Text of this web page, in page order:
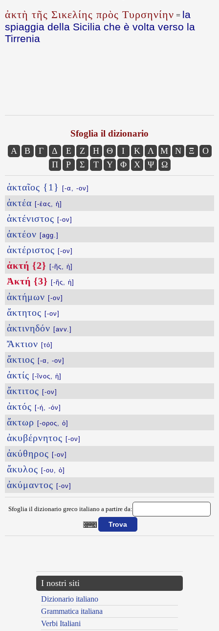
ἀκτὴ τῆς Σικελίης πρὸς Τυρσηνίην = la
spiaggia della Sicilia che è volta verso la
Tirrenia
Sfoglia il dizionario
Α Β Γ Δ Ε Ζ Η Θ Ι Κ Λ Μ Ν Ξ
Ο
Π
Ρ Σ Τ Υ Φ Χ Ψ Ω
ἀκταῖος {1} [-α, -ον]
ἀκτέα [-έας, ἡ]
ἀκτένιστος [-ον]
ἀκτέον [agg.]
ἀκτέριστος [-ον]
ἀκτή {2} [-ῆς, ἡ]
Ἀκτή {3} [-ῆς, ἡ]
ἀκτήμων [-ον]
ἄκτητος [-ον]
ἀκτινηδόν [avv.]
Ἄκτιον [τό]
ἄκτιος [-α, -ον]
ἀκτίς [-ῖνος, ἡ]
ἄκτιτος [-ον]
ἀκτός [-ή, -όν]
ἄκτωρ [-ορος, ὁ]
ἀκυβέρνητος [-ον]
ἀκύθηρος [-ον]
ἄκυλος [-ου, ὁ]
ἀκύμαντος [-ον]
Sfoglia il dizionario greco italiano a partire da:
I nostri siti
Dizionario italiano
Grammatica italiana
Verbi Italiani